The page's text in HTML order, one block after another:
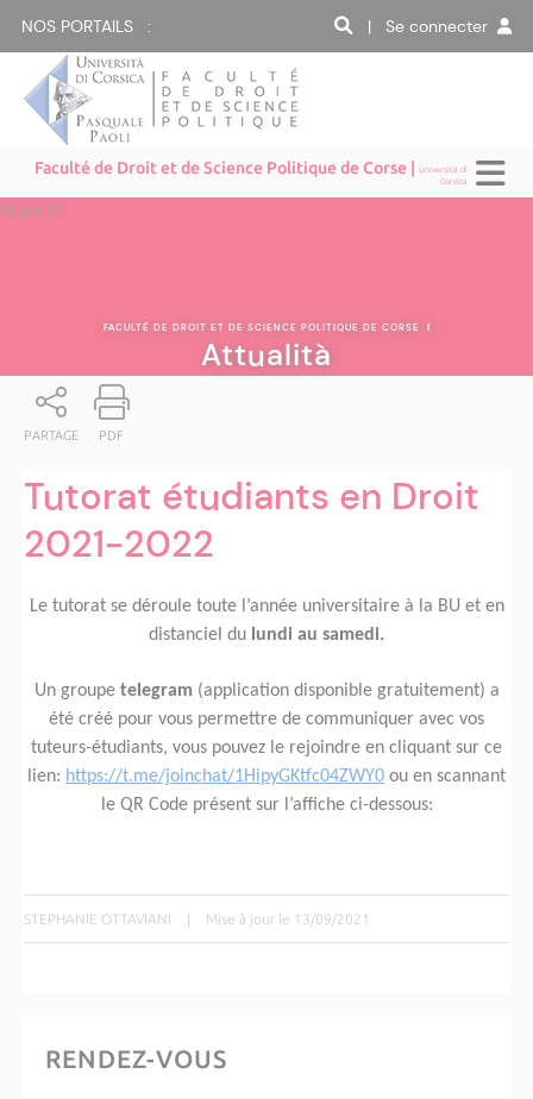
NOS PORTAILS : | Se connecter
Faculté de Droit et de Science Politique de Corse |Università di
Corsica
Attualità
FACULTÉ DE DROIT ET DE SCIENCE POLITIQUE DE CORSE |
Attualità
PARTAGE PDF
Tutorat étudiants en Droit
2021-2022
Le tutorat se déroule toute l’année universitaire à la BU et en
distanciel du lundi au samedi.
Un groupe telegram (application disponible gratuitement) a
été créé pour vous permettre de communiquer avec vos
tuteurs-étudiants, vous pouvez le rejoindre en cliquant sur ce
lien: https://t.me/joinchat/1HipyGKtfc04ZWY0 ou en scannant
le QR Code présent sur l’affiche ci-dessous:
STEPHANIE OTTAVIANI | Mise à jour le 13/09/2021
RENDEZ-VOUS